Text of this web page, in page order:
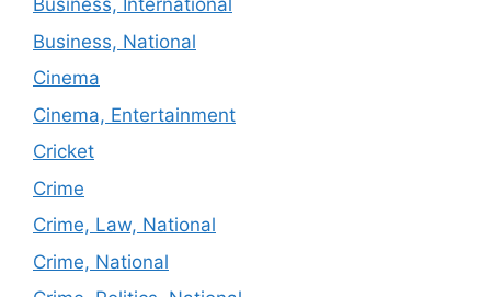
Business, International
Business, National
Cinema
Cinema, Entertainment
Cricket
Crime
Crime, Law, National
Crime, National